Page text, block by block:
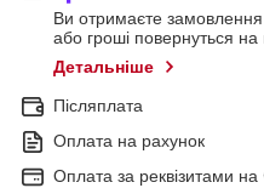
Ви отримаєте замовлення
або гроші повернуться на
Детальніше
Післяплата
Оплата на рахунок
Оплата за реквізитами